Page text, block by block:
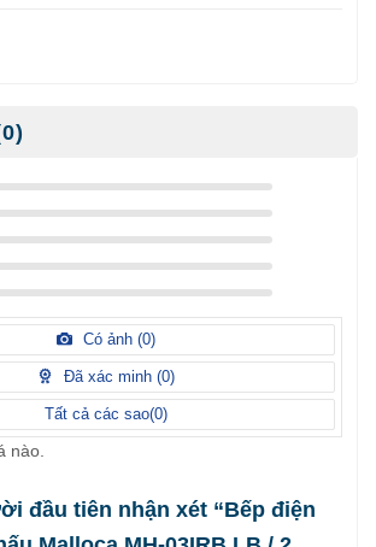
Có ảnh (0)
Đã xác minh (0)
Tất cả các sao(0)
nào.
đầu tiên nhận xét “Bếp điện